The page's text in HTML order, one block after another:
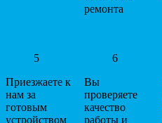
ремонта
5
Приезжаете к
нам за
готовым
устройством
6
Вы
проверяете
качество
работы и